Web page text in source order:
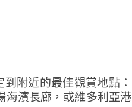
附近的最佳觀賞地點：
海濱長廊，或維多利亞港